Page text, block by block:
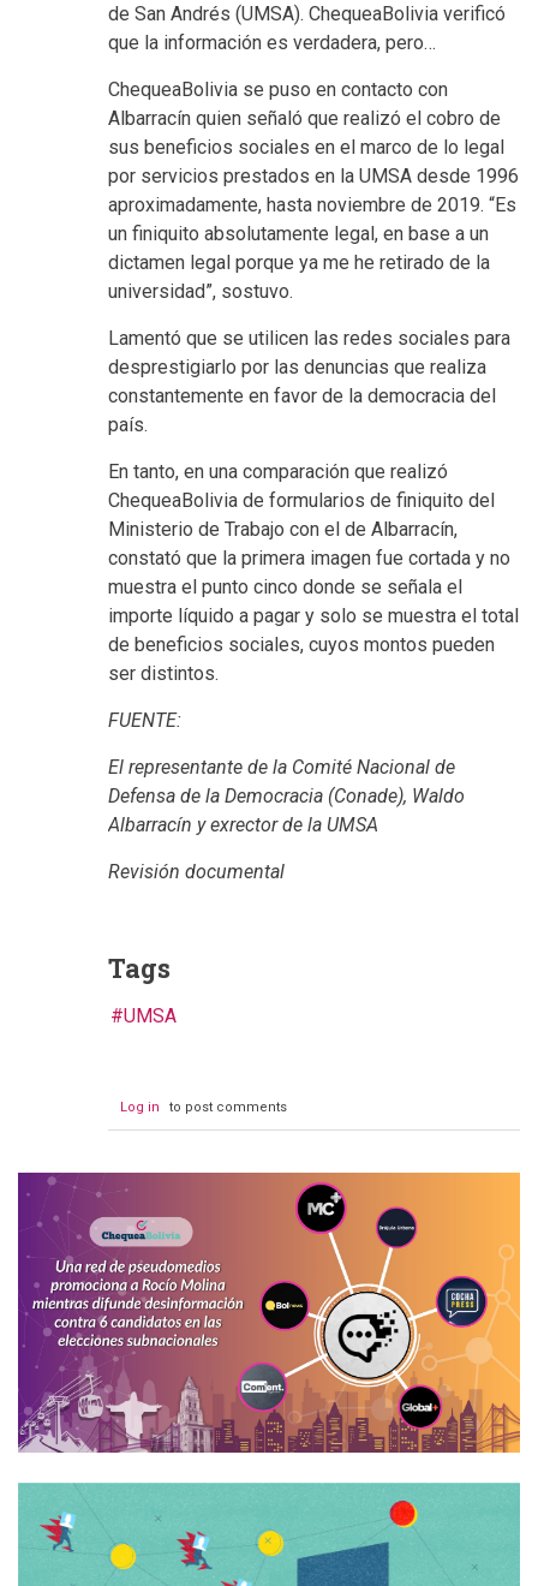
de San Andrés (UMSA). ChequeaBolivia verificó
que la información es verdadera, pero…
ChequeaBolivia se puso en contacto con
Albarracín quien señaló que realizó el cobro de
sus beneficios sociales en el marco de lo legal
por servicios prestados en la UMSA desde 1996
aproximadamente, hasta noviembre de 2019. “Es
un finiquito absolutamente legal, en base a un
dictamen legal porque ya me he retirado de la
universidad”, sostuvo.
Lamentó que se utilicen las redes sociales para
desprestigiarlo por las denuncias que realiza
constantemente en favor de la democracia del
país.
En tanto, en una comparación que realizó
ChequeaBolivia de formularios de finiquito del
Ministerio de Trabajo con el de Albarracín,
constató que la primera imagen fue cortada y no
muestra el punto cinco donde se señala el
importe líquido a pagar y solo se muestra el total
de beneficios sociales, cuyos montos pueden
ser distintos.
FUENTE:
El representante de la Comité Nacional de
Defensa de la Democracia (Conade), Waldo
Albarracín y exrector de la UMSA
Revisión documental
Tags
UMSA
Log in to post comments